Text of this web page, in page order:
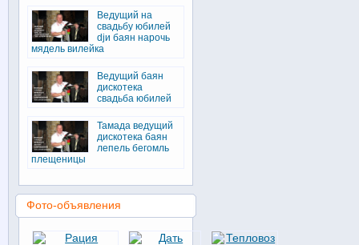
Ведущий на
свадьбу юбилей
djи баян нарочь
мядель вилейка
Ведущий баян
дискотека
свадьба юбилей
Тамада ведущий
дискотека баян
лепель бегомль
плещеницы
Фото-объявления